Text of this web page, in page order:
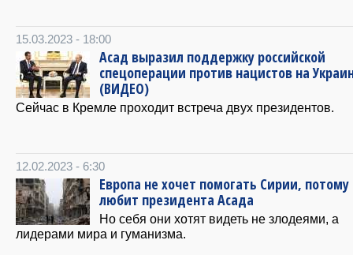
15.03.2023 - 18:00
Асад выразил поддержку российской
спецоперации против нацистов на
(ВИДЕО)
Сейчас в Кремле проходит встреча двух президентов.
12.02.2023 - 6:30
Европа не хочет помогать Сирии, потому
любит президента Асада
Но себя они хотят видеть не злодеями, а
лидерами мира и гуманизма.